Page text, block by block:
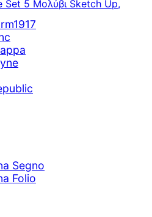
Segno
Folio
Set 5 Μολύβι Sketch Up,
€.